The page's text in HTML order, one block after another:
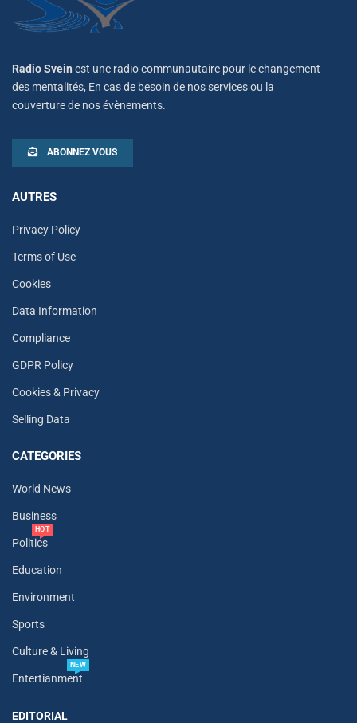
Radio Svein est une radio communautaire pour le changement
des mentalités, En cas de besoin de nos services ou la
couverture de nos évènements.
ABONNEZ VOUS
AUTRES
Privacy Policy
Terms of Use
Cookies
Data Information
Compliance
GDPR Policy
Cookies & Privacy
Selling Data
CATEGORIES
World News
Business
Politics
HOT
Education
Environment
Sports
Culture & Living
Entertianment
NEW
EDITORIAL